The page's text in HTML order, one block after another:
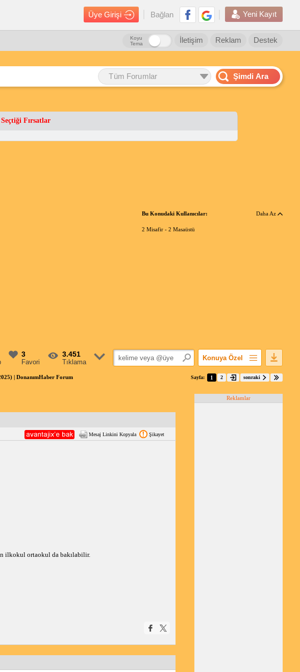
Üye Girişi Bağlan Yeni Kayıt
Destek
Reklam
İletişim
Koyu
Tema
Tüm Forumlar Şimdi Ara
Fırsatlar
Bu Konudaki Kullanıcılar: Daha Az
2 Misafir - 2 Masaüstü
3
Favori
3.451
Tıklama
Konuya Özel
Favorilerime Ekle
Popüler Mesajlar
| DonanımHaber Forum Sayfa: 1 2 sonraki
Mesaj Linkini Kopyala Şikayet
ilkokul ortaokul da bakılabilir.
Reklamlar